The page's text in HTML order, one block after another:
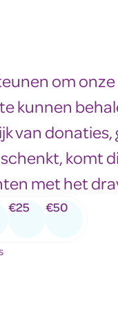
om
kunnen
van
komt
met het
€25 €50